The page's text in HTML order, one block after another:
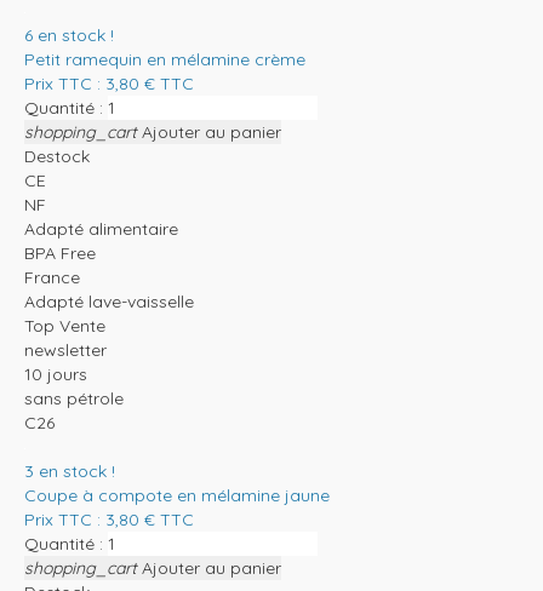
6 en stock !
Petit ramequin en mélamine crème
Prix TTC : 3,80 € TTC
Quantité :
shopping_cart Ajouter au panier
Destock
CE
NF
Adapté alimentaire
BPA Free
France
Adapté lave-vaisselle
Top Vente
newsletter
10 jours
sans pétrole
C26
3 en stock !
Coupe à compote en mélamine jaune
Prix TTC : 3,80 € TTC
Quantité :
shopping_cart Ajouter au panier